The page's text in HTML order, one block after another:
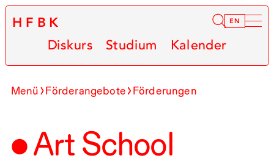
HFBK EN
Diskurs Studium Kalender
Menü Förderangebote Förderungen
Art School